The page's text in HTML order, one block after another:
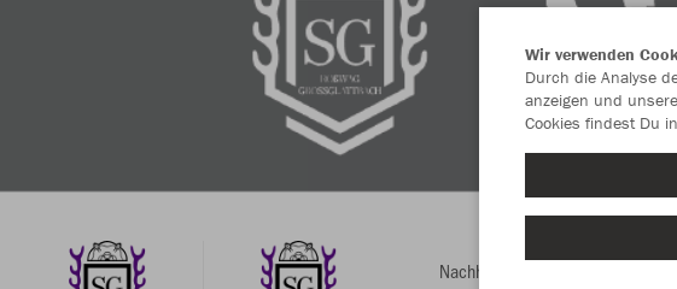
Nachhaltig
Wir verwenden
Durch die Analyse
anzeigen und
Cookies findest Du